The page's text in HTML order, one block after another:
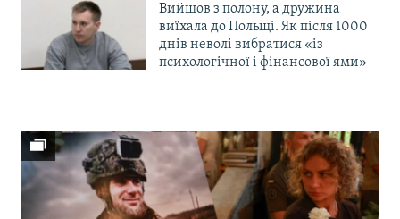
Вийшов з полону, а дружина
виїхала до Польщі. Як після 1000
днів неволі вибратися «із
психологічної і фінансової ями»